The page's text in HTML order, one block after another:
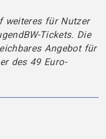
weiteres für Nutzer
Tickets. Die
Angebot für
des 49 Euro-